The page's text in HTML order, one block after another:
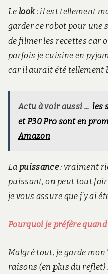
Le look: il est tellement
garder ce robot pour une
de filmer les recettes car
parfois je cuisine en
car il aurait été tellement
Actu à voir aussi ... les
et P30 Pro sont en
Amazon
La puissance: vraiment
puissant, on peut tout
je vous assure que j’y ai
Pourquoi je préfère
Malgré tout, je garde mon
raisons (en plus du reflet)